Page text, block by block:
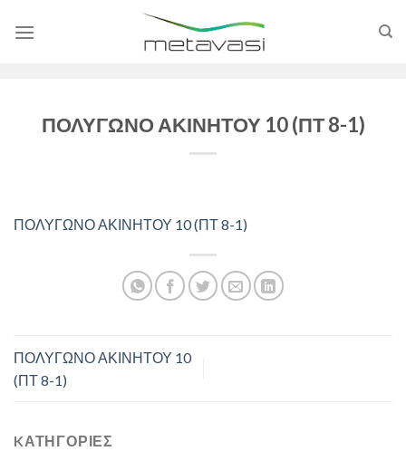
ΠΟΛΥΓΩΝΟ ΑΚΙΝΗΤΟΥ 10 (ΠΤ 8-1)
ΠΟΛΥΓΩΝΟ ΑΚΙΝΗΤΟΥ 10 (ΠΤ 8-1)
ΠΟΛΥΓΩΝΟ ΑΚΙΝΗΤΟΥ 10
(ΠΤ 8-1)
KΑΤΗΓΟΡΊΕΣ